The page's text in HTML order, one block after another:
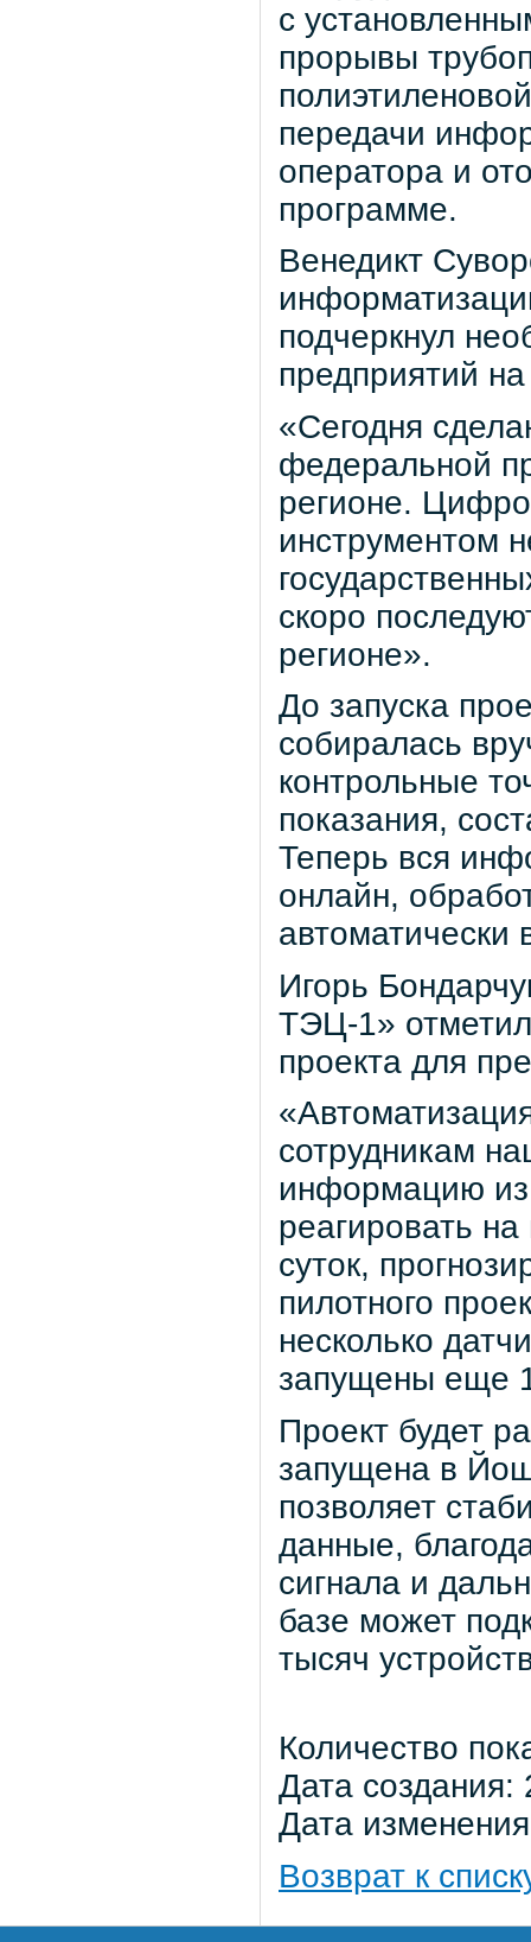
с
прорывы
передачи
оператора и
программе.
Венедикт
подчеркнул
предприятий
«Сегодня
федеральной
регионе.
инструментом
скоро
регионе».
До запуска
собиралась
контрольные
показания,
Теперь вся
онлайн,
Игорь
ТЭЦ-1»
проекта для
сотрудникам
информацию из
реагировать
суток,
пилотного
несколько
запущены еще
Проект будет
запущена в
позволяет
данные,
сигнала и
базе может
тысяч
Количество
Дата
Дата
Возврат к